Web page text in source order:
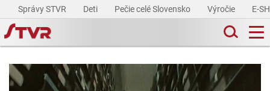
Správy STVR Deti Pečie celé Slovensko Výročie E-